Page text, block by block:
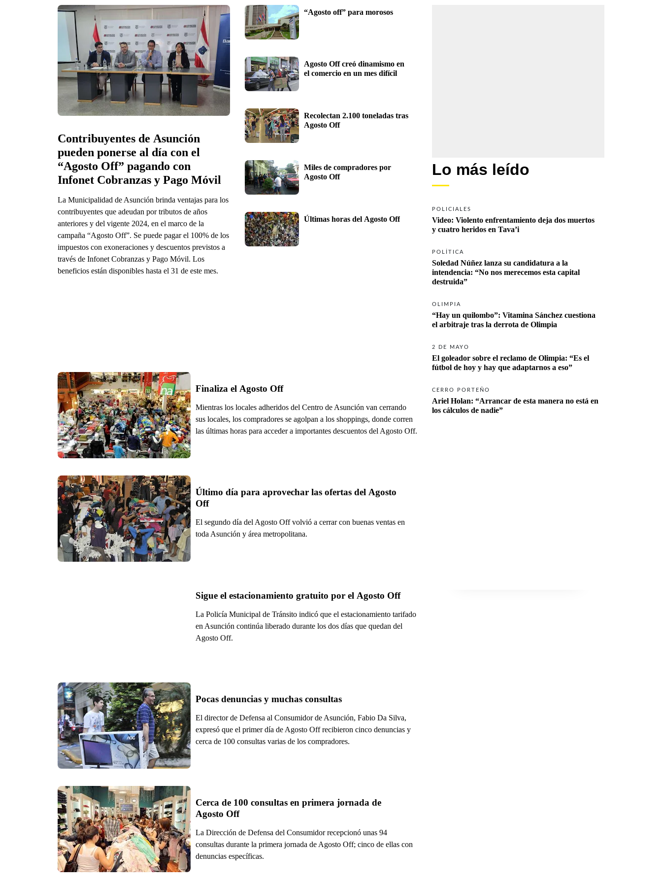
Contribuyentes de Asunción
pueden ponerse al día con el
“Agosto Off” pagando con
Infonet Cobranzas y Pago Móvil
La Municipalidad de Asunción brinda ventajas para los
contribuyentes que adeudan por tributos de años
anteriores y del vigente 2024, en el marco de la
campaña “Agosto Off”. Se puede pagar el 100% de los
impuestos con exoneraciones y descuentos previstos a
través de Infonet Cobranzas y Pago Móvil. Los
beneficios están disponibles hasta el 31 de este mes.
“Agosto off” para morosos
Agosto Off creó dinamismo en
el comercio en un mes difícil
Recolectan 2.100 toneladas tras
Agosto Off
Miles de compradores por
Agosto Off
Últimas horas del Agosto Off
Finaliza el Agosto Off
Mientras los locales adheridos del Centro de Asunción van cerrando
sus locales, los compradores se agolpan a los shoppings, donde corren
las últimas horas para acceder a importantes descuentos del Agosto Off.
Último día para aprovechar las ofertas del Agosto
Off
El segundo día del Agosto Off volvió a cerrar con buenas ventas en
toda Asunción y área metropolitana.
Sigue el estacionamiento gratuito por el Agosto Off
La Policía Municipal de Tránsito indicó que el estacionamiento tarifado
en Asunción continúa liberado durante los dos días que quedan del
Agosto Off.
Pocas denuncias y muchas consultas
El director de Defensa al Consumidor de Asunción, Fabio Da Silva,
expresó que el primer día de Agosto Off recibieron cinco denuncias y
cerca de 100 consultas varias de los compradores.
Cerca de 100 consultas en primera jornada de
Agosto Off
La Dirección de Defensa del Consumidor recepcionó unas 94
consultas durante la primera jornada de Agosto Off; cinco de ellas con
denuncias específicas.
Lo más leído
POLICIALES
Video: Violento enfrentamiento deja dos muertos
y cuatro heridos en Tava’i
POLÍTICA
Soledad Núñez lanza su candidatura a la
intendencia: “No nos merecemos esta capital
destruida”
OLIMPIA
“Hay un quilombo”: Vitamina Sánchez cuestiona
el arbitraje tras la derrota de Olimpia
2 DE MAYO
El goleador sobre el reclamo de Olimpia: “Es el
fútbol de hoy y hay que adaptarnos a eso”
CERRO PORTEÑO
Ariel Holan: “Arrancar de esta manera no está en
los cálculos de nadie”